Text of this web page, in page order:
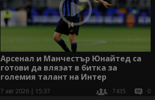
Арсенал и Манчестър Юнайтед са
готови да влязат в битка за
големия талант на Интер
7 авг 2026 | 15:37 7435 0